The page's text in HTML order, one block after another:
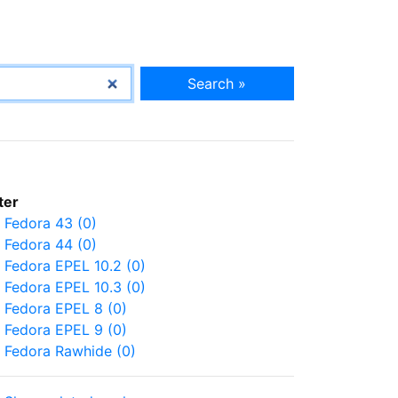
Search »
Fedora 43 (0)
Fedora 44 (0)
Fedora EPEL 10.2 (0)
Fedora EPEL 10.3 (0)
Fedora EPEL 8 (0)
Fedora EPEL 9 (0)
Fedora Rawhide (0)